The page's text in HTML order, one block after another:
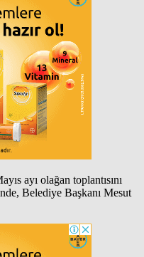
ayı olağan toplantısını
Belediye Başkanı Mesut